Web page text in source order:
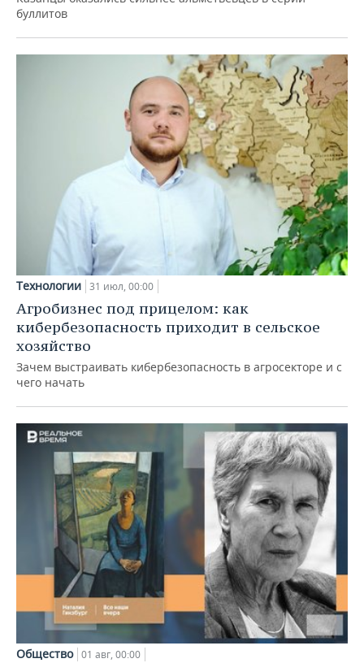
буллитов
Технологии 31 июл, 00:00
Агробизнес под прицелом: как
кибербезопасность приходит в сельское
хозяйство
Зачем выстраивать кибербезопасность в агросекторе и с
чего начать
Общество 01 авг, 00:00